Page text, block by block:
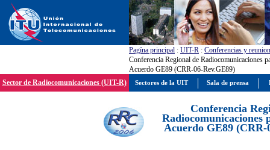
Pagína principal : UIT-R : Conferencias y
Conferencia Regional de Radiocomunicaciones
Acuerdo GE89 (CRR-06-Rev.GE89)
Sector de Radiocomunicaciones (UIT-R)
Conferencia
Radiocomunicaciones
Acuerdo GE89 (CRR-
Sectores de la UIT Sala de prensa